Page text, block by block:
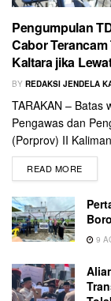
Pengumpulan
Cabor
Kaltara jika
BY REDAKSI JENDELA
TARAKAN – Batas
Pengawas dan
(Porprov) II
READ MORE
9